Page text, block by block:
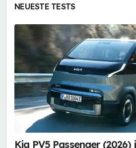
NEUESTE TESTS
Kia PV5 Passenger (2026)